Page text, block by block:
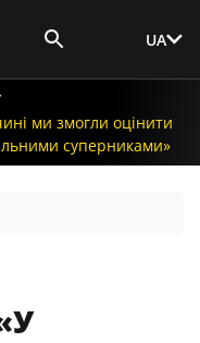
UA
ми змогли оцінити
суперниками»